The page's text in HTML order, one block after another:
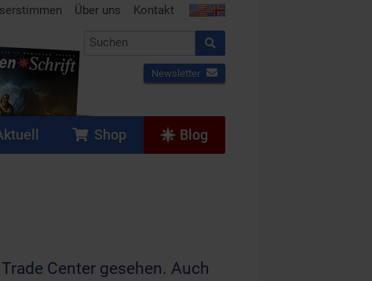
Über uns Kontakt
Newsletter
Shop Blog
Center gesehen. Auch